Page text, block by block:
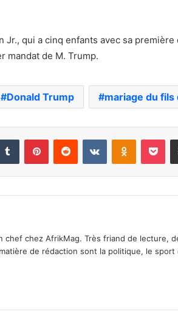
Jr., qui a cinq enfants avec sa
mandat de M. Trump.
Donald Trump mariage du fils
Tumblr PinterestReddit VKontakte
chef chez AfrikMag. Très friand de lecture,
de rédaction sont la politique, le